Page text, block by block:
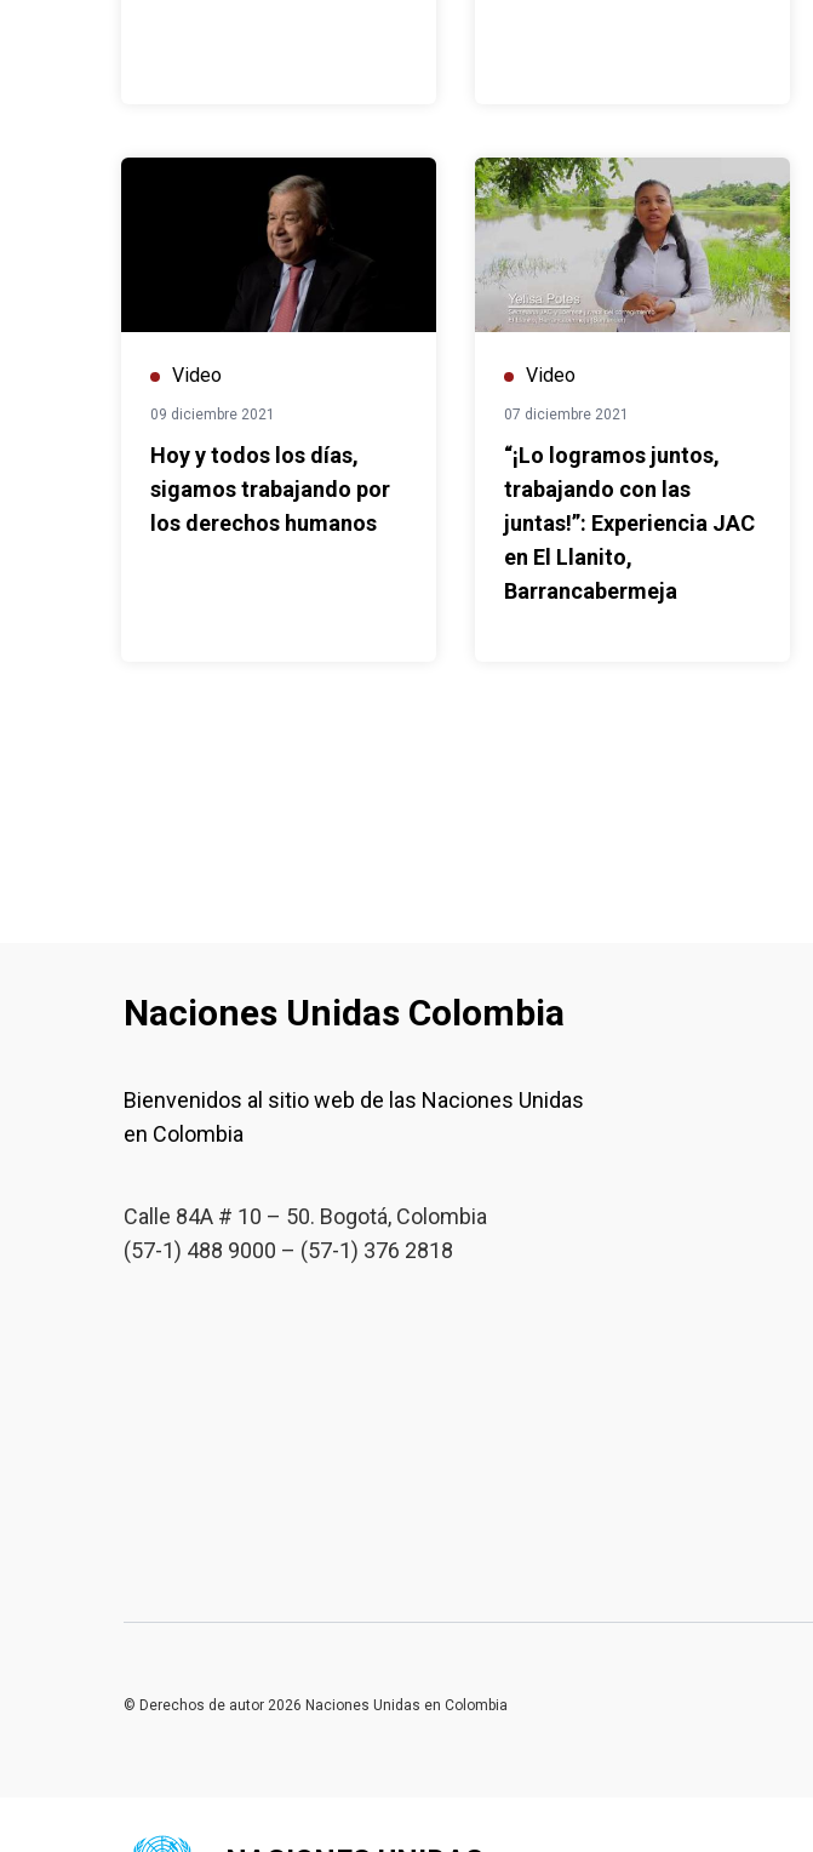
Video
09 diciembre 2021
Hoy y todos los días,
sigamos trabajando por
los derechos humanos
Video
07 diciembre 2021
“¡Lo logramos juntos,
trabajando con las
juntas!”: Experiencia JAC
en El Llanito,
Barrancabermeja
Naciones Unidas Colombia
Bienvenidos al sitio web de las Naciones Unidas
en Colombia
Calle 84A # 10 – 50. Bogotá, Colombia
(57-1) 488 9000 – (57-1) 376 2818
© Derechos de autor 2026 Naciones Unidas en Colombia